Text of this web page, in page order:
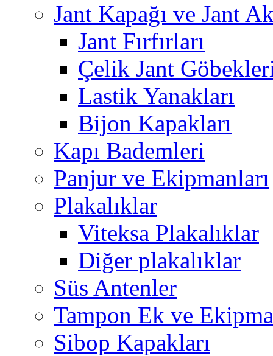
Jant Kapağı ve Jant
Jant Fırfırları
Çelik Jant
Lastik Yanakları
Bijon Kapakları
Kapı Bademleri
Panjur ve Ekipmanları
Plakalıklar
Viteksa Plakalıklar
Diğer plakalıklar
Süs Antenler
Tampon Ek ve
Sibop Kapakları